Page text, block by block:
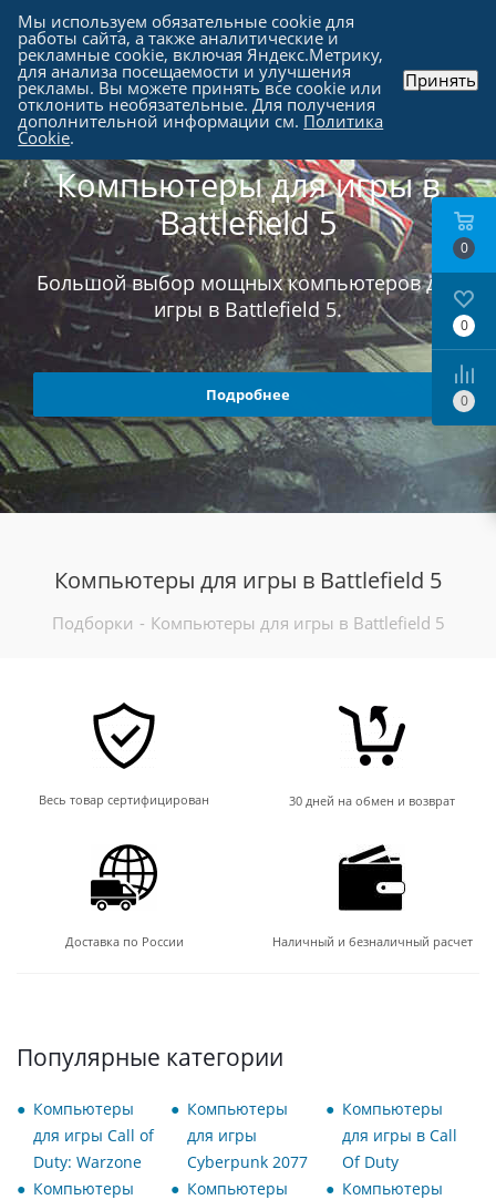
Компьютеры для игры в
Battlefield 5
Большой выбор мощных компьютеров для
игры в Battlefield 5.
Подробнее
Компьютеры для игры в Battlefield 5
Подборки - Компьютеры для игры в Battlefield 5
Весь товар сертифицирован 30 дней на обмен и возврат
Доставка по России Наличный и безналичный расчет
Популярные категории
Компьютеры
для игры Call of
Duty: Warzone
Компьютеры
для игры
Cyberpunk 2077
Компьютеры
для игры в Call
Of Duty
Компьютеры
Компьютеры
Компьютеры
0
0
0
Мы используем обязательные cookie для
работы сайта, а также аналитические и
рекламные cookie, включая Яндекс.Метрику,
для анализа посещаемости и улучшения
рекламы. Вы можете принять все cookie или
отклонить необязательные. Для получения
дополнительной информации см. Политика
Cookie.
Принять